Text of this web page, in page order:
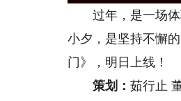
过年，是一场体
小夕，是坚持不懈
门》，明日上线！
策划：茹行止